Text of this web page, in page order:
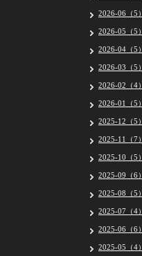
2026-06（5）
2026-05（5）
2026-04（5）
2026-03（5）
2026-02（4）
2026-01（5）
2025-12（5）
2025-11（7）
2025-10（5）
2025-09（6）
2025-08（5）
2025-07（4）
2025-06（6）
2025-05（4）